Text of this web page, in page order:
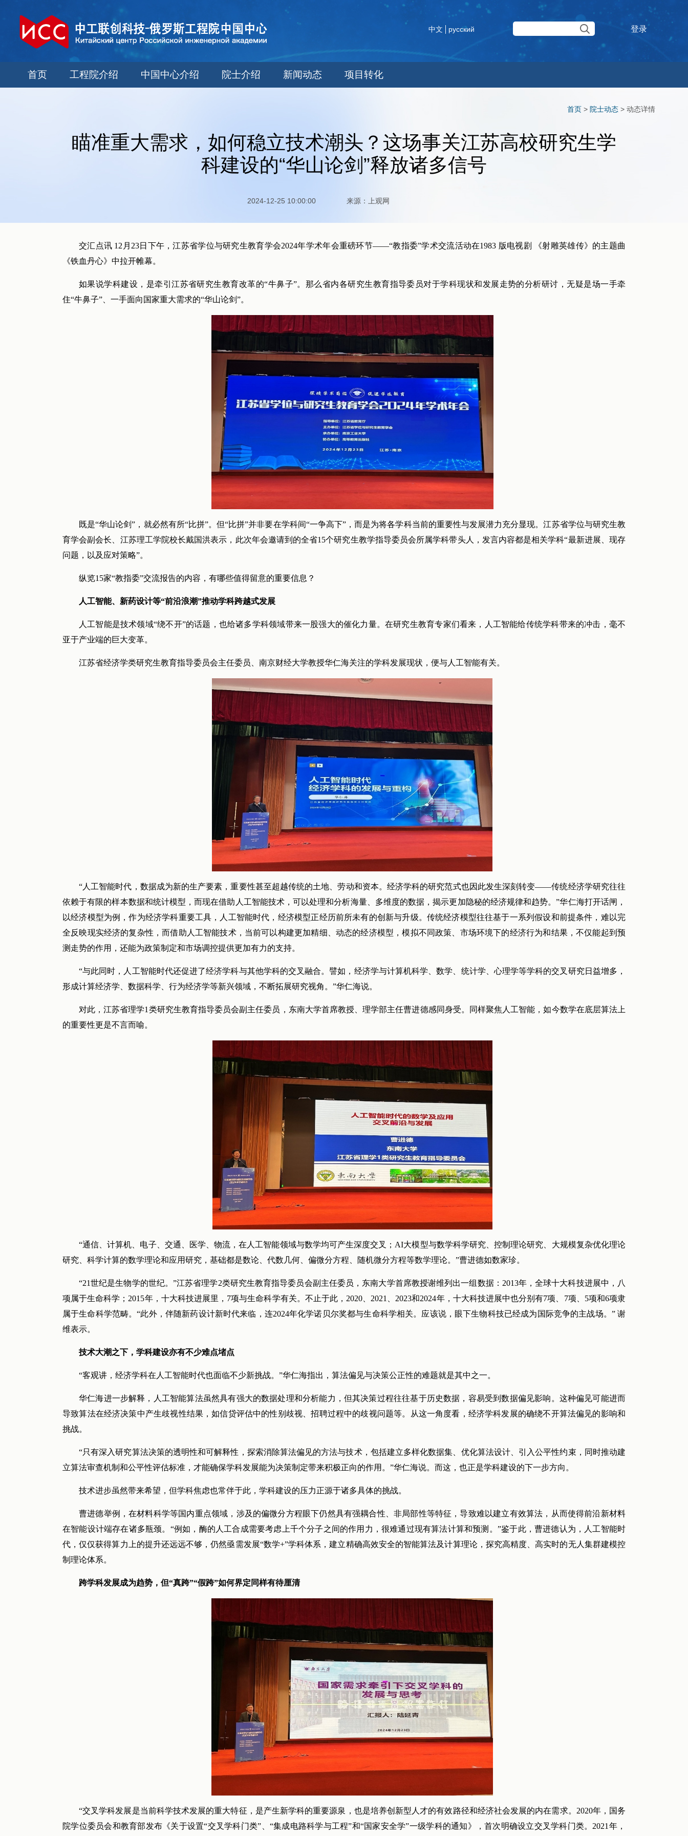
中文 русский 登录
首页 工程院介绍 中国中心介绍 院士介绍 新闻动态 项目转化
首页 > 院士动态 > 动态详情
瞄准重大需求，如何稳立技术潮头？这场事关江苏高校研究生学
科建设的“华山论剑”释放诸多信号
2024-12-25 10:00:00 来源：上观网
交汇点讯 12月23日下午，江苏省学位与研究生教育学会2024年学术年会重磅环节——“教指委”学术交流活动在1983 版电视剧 《射雕英雄传》的主题曲
《铁血丹心》中拉开帷幕。
如果说学科建设，是牵引江苏省研究生教育改革的“牛鼻子”。那么省内各研究生教育指导委员对于学科现状和发展走势的分析研讨，无疑是场一手牵
住“牛鼻子”、一手面向国家重大需求的“华山论剑”。
既是“华山论剑”，就必然有所“比拼”。但“比拼”并非要在学科间“一争高下”，而是为将各学科当前的重要性与发展潜力充分显现。江苏省学位与研究生教
育学会副会长、江苏理工学院校长戴国洪表示，此次年会邀请到的全省15个研究生教学指导委员会所属学科带头人，发言内容都是相关学科“最新进展、现存
问题，以及应对策略”。
纵览15家“教指委”交流报告的内容，有哪些值得留意的重要信息？
人工智能、新药设计等“前沿浪潮”推动学科跨越式发展
人工智能是技术领域“绕不开”的话题，也给诸多学科领域带来一股强大的催化力量。在研究生教育专家们看来，人工智能给传统学科带来的冲击，毫不
亚于产业端的巨大变革。
江苏省经济学类研究生教育指导委员会主任委员、南京财经大学教授华仁海关注的学科发展现状，便与人工智能有关。
“人工智能时代，数据成为新的生产要素，重要性甚至超越传统的土地、劳动和资本。经济学科的研究范式也因此发生深刻转变——传统经济学研究往往
依赖于有限的样本数据和统计模型，而现在借助人工智能技术，可以处理和分析海量、多维度的数据，揭示更加隐秘的经济规律和趋势。”华仁海打开话闸，
以经济模型为例，作为经济学科重要工具，人工智能时代，经济模型正经历前所未有的创新与升级。传统经济模型往往基于一系列假设和前提条件，难以完
全反映现实经济的复杂性，而借助人工智能技术，当前可以构建更加精细、动态的经济模型，模拟不同政策、市场环境下的经济行为和结果，不仅能起到预
测走势的作用，还能为政策制定和市场调控提供更加有力的支持。
“与此同时，人工智能时代还促进了经济学科与其他学科的交叉融合。譬如，经济学与计算机科学、数学、统计学、心理学等学科的交叉研究日益增多，
形成计算经济学、数据科学、行为经济学等新兴领域，不断拓展研究视角。”华仁海说。
对此，江苏省理学1类研究生教育指导委员会副主任委员，东南大学首席教授、理学部主任曹进德感同身受。同样聚焦人工智能，如今数学在底层算法上
的重要性更是不言而喻。
“通信、计算机、电子、交通、医学、物流，在人工智能领域与数学均可产生深度交叉；AI大模型与数学科学研究、控制理论研究、大规模复杂优化理论
研究、科学计算的数学理论和应用研究，基础都是数论、代数几何、偏微分方程、随机微分方程等数学理论。”曹进德如数家珍。
“21世纪是生物学的世纪。”江苏省理学2类研究生教育指导委员会副主任委员，东南大学首席教授谢维列出一组数据：2013年，全球十大科技进展中，八
项属于生命科学；2015年，十大科技进展里，7项与生命科学有关。不止于此，2020、2021、2023和2024年，十大科技进展中也分别有7项、7项、5项和6项隶
属于生命科学范畴。“此外，伴随新药设计新时代来临，连2024年化学诺贝尔奖都与生命科学相关。应该说，眼下生物科技已经成为国际竞争的主战场。” 谢
维表示。
技术大潮之下，学科建设亦有不少难点堵点
“客观讲，经济学科在人工智能时代也面临不少新挑战。”华仁海指出，算法偏见与决策公正性的难题就是其中之一。
华仁海进一步解释，人工智能算法虽然具有强大的数据处理和分析能力，但其决策过程往往基于历史数据，容易受到数据偏见影响。这种偏见可能进而
导致算法在经济决策中产生歧视性结果，如信贷评估中的性别歧视、招聘过程中的歧视问题等。从这一角度看，经济学科发展的确绕不开算法偏见的影响和
挑战。
“只有深入研究算法决策的透明性和可解释性，探索消除算法偏见的方法与技术，包括建立多样化数据集、优化算法设计、引入公平性约束，同时推动建
立算法审查机制和公平性评估标准，才能确保学科发展能为决策制定带来积极正向的作用。”华仁海说。而这，也正是学科建设的下一步方向。
技术进步虽然带来希望，但学科焦虑也常伴于此，学科建设的压力正源于诸多具体的挑战。
曹进德举例，在材料科学等国内重点领域，涉及的偏微分方程眼下仍然具有强耦合性、非局部性等特征，导致难以建立有效算法，从而使得前沿新材料
在智能设计端存在诸多瓶颈。“例如，酶的人工合成需要考虑上千个分子之间的作用力，很难通过现有算法计算和预测。”鉴于此，曹进德认为，人工智能时
代，仅仅获得算力上的提升还远远不够，仍然亟需发展“数学+”学科体系，建立精确高效安全的智能算法及计算理论，探究高精度、高实时的无人集群建模控
制理论体系。
跨学科发展成为趋势，但“真跨”“假跨”如何界定同样有待厘清
“交叉学科发展是当前科学技术发展的重大特征，是产生新学科的重要源泉，也是培养创新型人才的有效路径和经济社会发展的内在需求。2020年，国务
院学位委员会和教育部发布《关于设置“交叉学科门类”、“集成电路科学与工程”和“国家安全学”一级学科的通知》，首次明确设立交叉学科门类。2021年，